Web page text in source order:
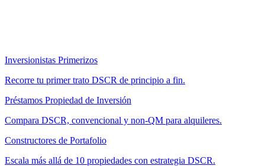
Inversionistas Primerizos
Recorre tu primer trato DSCR de principio a fin.
Préstamos Propiedad de Inversión
Compara DSCR, convencional y non-QM para alquileres.
Constructores de Portafolio
Escala más allá de 10 propiedades con estrategia DSCR.